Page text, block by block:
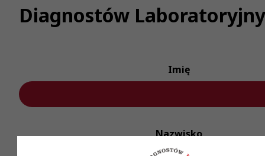
Diagnostów
Imię
Nazwisko